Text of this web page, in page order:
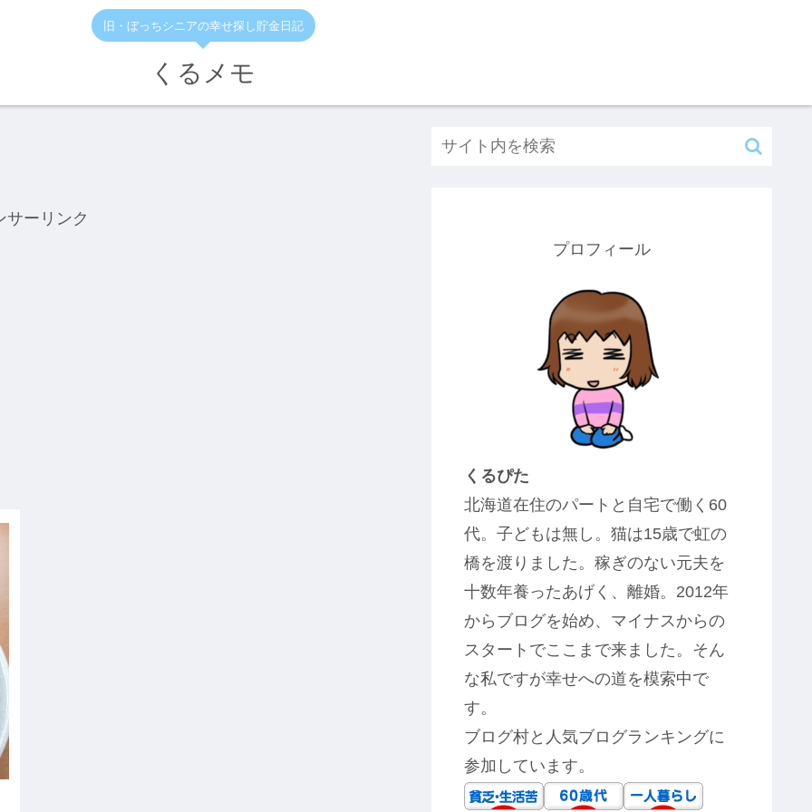
旧・ぼっちシニアの幸せ探し貯金日記
くるメモ
サーリンク
プロフィール
くるぴた
北海道在住のパートと自宅で働く60
代。子どもは無し。猫は15歳で虹の
橋を渡りました。稼ぎのない元夫を
十数年養ったあげく、離婚。2012年
からブログを始め、マイナスからの
スタートでここまで来ました。そん
な私ですが幸せへの道を模索中で
す。
ブログ村と人気ブログランキングに
参加しています。